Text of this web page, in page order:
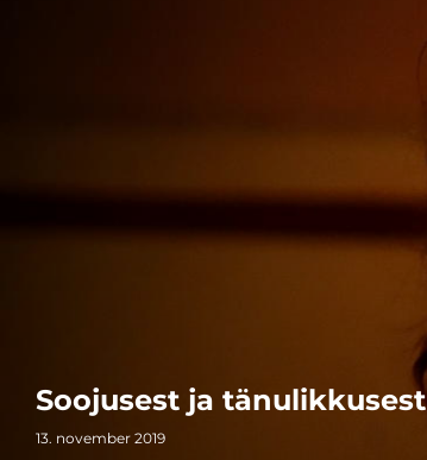
Soojusest ja tänulikkusest
13. november 2019